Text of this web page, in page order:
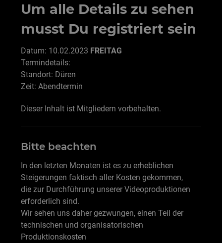
Um alle Details zu sehen
musst Du registriert sein
Datum: 10.02.2023 FREITAG
Termindetails:
Standort: Düren
Zeit: Abendtermin
Dieser Inhalt ist Mitgliedern vorbehalten.
Bitte beachten
In den letzten Monaten ist es zu erheblichen
Steigerungen faktisch aller Kosten gekommen,
die zur Durchführung unserer Videoproduktionen
erforderlich sind.
Wir sehen uns daher gezwungen, einen Teil der
technischen und organisatorischen
Produktionskosten